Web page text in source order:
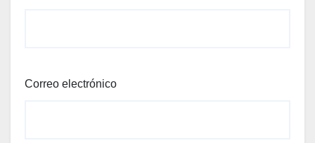
Correo electrónico